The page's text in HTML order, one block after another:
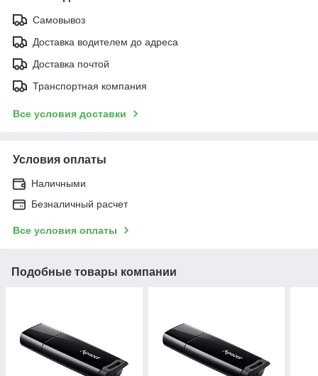
Самовывоз
Доставка водителем до адреса
Доставка почтой
Транспортная компания
Все условия доставки
Условия оплаты
Наличными
Безналичный расчет
Все условия оплаты
Подобные товары компании